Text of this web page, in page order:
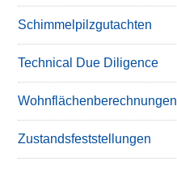
Schimmelpilzgutachten
Technical Due Diligence
Wohnflächenberechnungen
Zustandsfeststellungen